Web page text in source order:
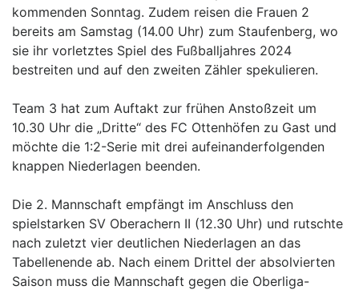
kommenden Sonntag. Zudem reisen die Frauen 2
bereits am Samstag (14.00 Uhr) zum Staufenberg, wo
sie ihr vorletztes Spiel des Fußballjahres 2024
bestreiten und auf den zweiten Zähler spekulieren.
Team 3 hat zum Auftakt zur frühen Anstoßzeit um
10.30 Uhr die „Dritte“ des FC Ottenhöfen zu Gast und
möchte die 1:2-Serie mit drei aufeinanderfolgenden
knappen Niederlagen beenden.
Die 2. Mannschaft empfängt im Anschluss den
spielstarken SV Oberachern II (12.30 Uhr) und rutschte
nach zuletzt vier deutlichen Niederlagen an das
Tabellenende ab. Nach einem Drittel der absolvierten
Saison muss die Mannschaft gegen die Oberliga-